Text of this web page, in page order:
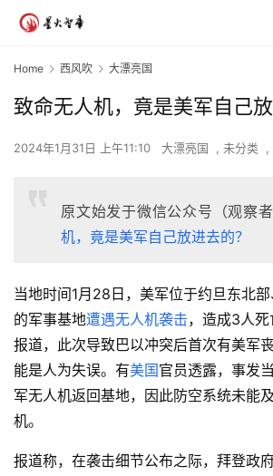
Home 西风吹 大漂亮国
致命无人机，竟是美军自己放
2024年1月31日 上午11:10 大漂亮国 , 未分类 ,
原文始发于微信公众号（观察者
机，竟是美军自己放进去的？
当地时间1月28日，美军位于约旦东北
的军事基地遭遇无人机袭击，造成3人
报道，此次导致巴以冲突后首次有美军
能是人为失误。有美国官员透露，事发
军无人机返回基地，因此防空系统未能
机。
报道称，在袭击细节公布之际，拜登政